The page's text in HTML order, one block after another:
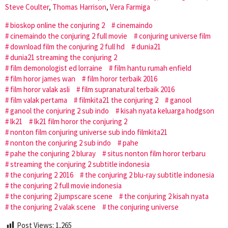
Steve Coulter, Thomas Harrison, Vera Farmiga
bioskop online the conjuring 2
cinemaindo
cinemaindo the conjuring 2 full movie
conjuring universe film
download film the conjuring 2 full hd
dunia21
dunia21 streaming the conjuring 2
film demonologist ed lorraine
film hantu rumah enfield
film horor james wan
film horor terbaik 2016
film horor valak asli
film supranatural terbaik 2016
film valak pertama
filmkita21 the conjuring 2
ganool
ganool the conjuring 2 sub indo
kisah nyata keluarga hodgson
lk21
lk21 film horor the conjuring 2
nonton film conjuring universe sub indo filmkita21
nonton the conjuring 2 sub indo
pahe
pahe the conjuring 2 bluray
situs nonton film horor terbaru
streaming the conjuring 2 subtitle indonesia
the conjuring 2 2016
the conjuring 2 blu-ray subtitle indonesia
the conjuring 2 full movie indonesia
the conjuring 2 jumpscare scene
the conjuring 2 kisah nyata
the conjuring 2 valak scene
the conjuring universe
Post Views: 1,265